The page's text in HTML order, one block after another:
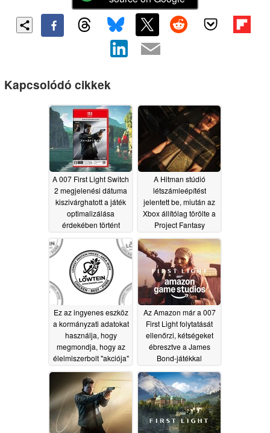
Kapcsolódó cikkek
A 007 First Light Switch
2 megjelenési dátuma
kiszivárghatott a játék
optimalizálása
érdekében történt
késleltetés után
07/28/2026
A Hitman stúdió
létszámleépítést
jelentett be, miután az
Xbox állítólag törölte a
Project Fantasy
projektet a 007: First
Light sikere ellenére
07/04/2026
Ez az ingyenes eszköz
a kormányzati adatokat
használja, hogy
megmondja, hogy az
élelmiszerbolt "akciója"
valóban jó üzlet-e
06/09/2026
Az Amazon már a 007
First Light folytatását
ellenőrzi, kétségeket
ébresztve a James
Bond-játékkal
kapcsolatban06/04/2026